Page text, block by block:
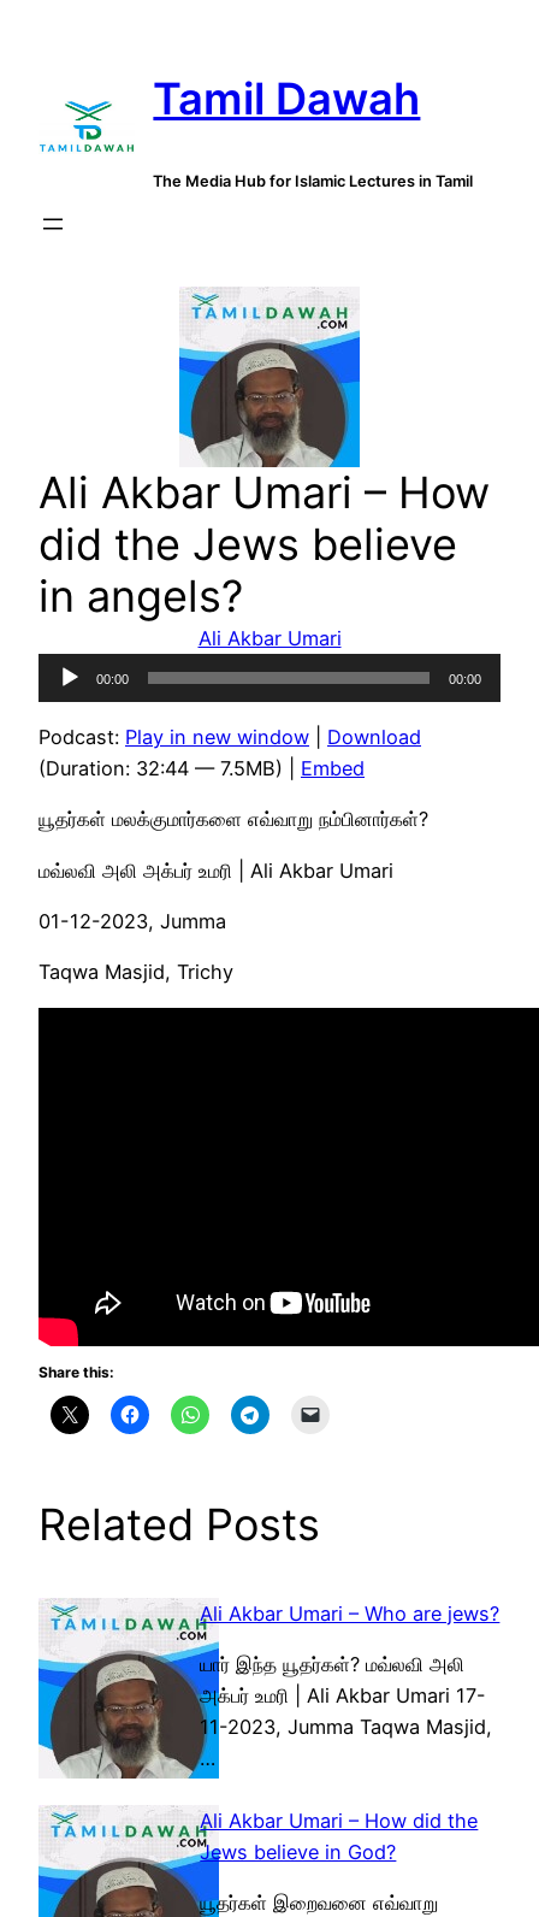
Tamil Dawah
The Media Hub for Islamic Lectures in Tamil
Ali Akbar Umari – How
did the Jews believe
in angels?
Ali Akbar Umari
Audio
Player
00:00 00:00
Podcast: Play in new window
Download
(Duration: 32:44 — 7.5MB) | Embed
யூதர்கள் மலக்குமார்களை எவ்வாறு நம்பினார்கள்?
மவ்லவி அலி அக்பர் உமரி | Ali Akbar Umari
01-12-2023, Jumma
Taqwa Masjid, Trichy
Share this:
Related Posts
Ali Akbar Umari – Who are jews?
யார் இந்த யூதர்கள்? மவ்லவி அலி
அக்பர் உமரி | Ali Akbar Umari 17-
11-2023, Jumma Taqwa Masjid,
…
Ali Akbar Umari – How did the
Jews believe in God?
யூதர்கள் இறைவனை எவ்வாறு